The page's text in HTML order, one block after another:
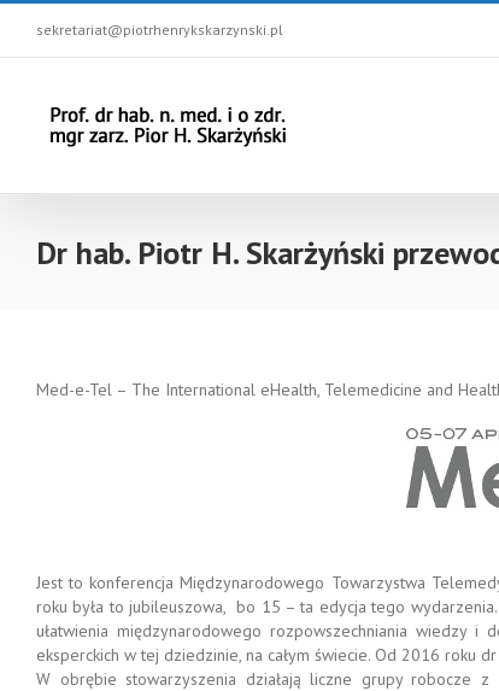
sekretariat@piotrhenrykskarzynski.pl
Dr hab. Piotr H. Skarżyński
Med-e-Tel – The International eHealth, Telemedicine and
Jest to konferencja Międzynarodowego Towarzystwa
roku była to jubileuszowa, bo 15 – ta edycja tego
ułatwienia międzynarodowego rozpowszechniania wiedzy
eksperckich w tej dziedzinie, na całym świecie. Od 2016 roku
W obrębie stowarzyszenia działają liczne grupy robocze